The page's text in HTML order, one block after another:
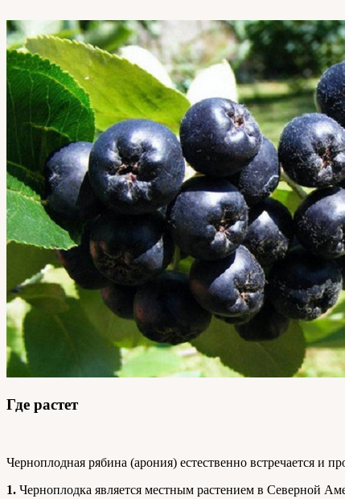
Где растет
Черноплодная рябина (арония) естественно встречается
1. Черноплодка является местным растением в Северной